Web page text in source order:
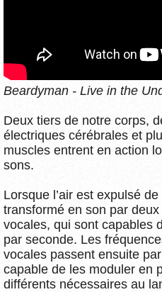
Beardyman - Live in the
Deux tiers de notre corps,
électriques cérébrales et
muscles entrent en action
sons.
Lorsque l’air est expulsé
transformé en son par
vocales, qui sont capables
par seconde. Les
vocales passent ensuite
capable de les moduler en
différents nécessaires au